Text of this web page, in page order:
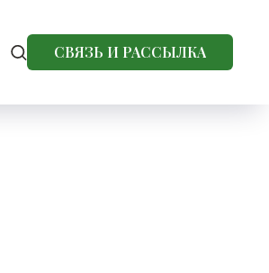
СВЯЗЬ И РАССЫЛКА